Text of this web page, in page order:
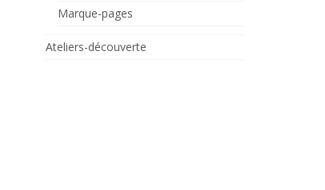
Marque-pages
Ateliers-découverte